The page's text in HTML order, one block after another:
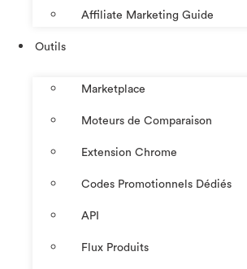
Affiliate Marketing Guide
Outils
Marketplace
Moteurs de Comparaison
Extension Chrome
Codes Promotionnels Dédiés
API
Flux Produits